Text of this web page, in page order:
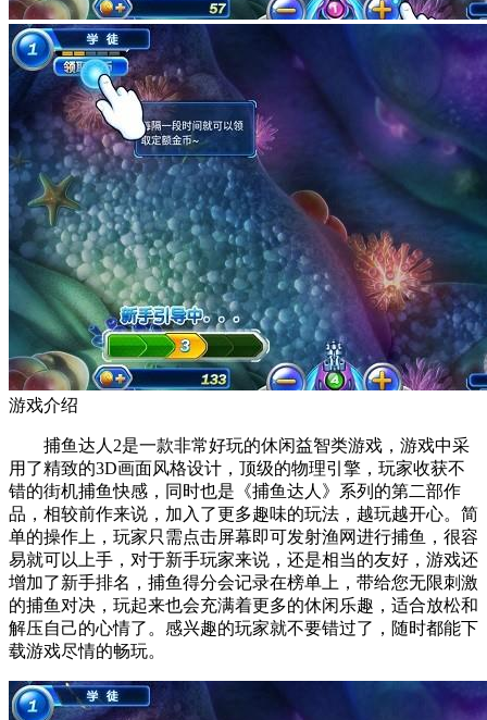
游戏介绍
捕鱼达人2是一款非常好玩的休闲益智类游戏，游戏中采
用了精致的3D画面风格设计，顶级的物理引擎，玩家收获不
错的街机捕鱼快感，同时也是《捕鱼达人》系列的第二部作
品，相较前作来说，加入了更多趣味的玩法，越玩越开心。简
单的操作上，玩家只需点击屏幕即可发射渔网进行捕鱼，很容
易就可以上手，对于新手玩家来说，还是相当的友好，游戏还
增加了新手排名，捕鱼得分会记录在榜单上，带给您无限刺激
的捕鱼对决，玩起来也会充满着更多的休闲乐趣，适合放松和
解压自己的心情了。感兴趣的玩家就不要错过了，随时都能下
载游戏尽情的畅玩。